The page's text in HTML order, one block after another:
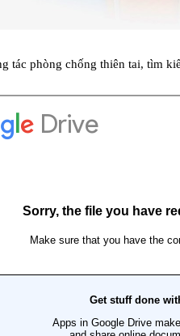
tác phòng chống thiên tai, tìm